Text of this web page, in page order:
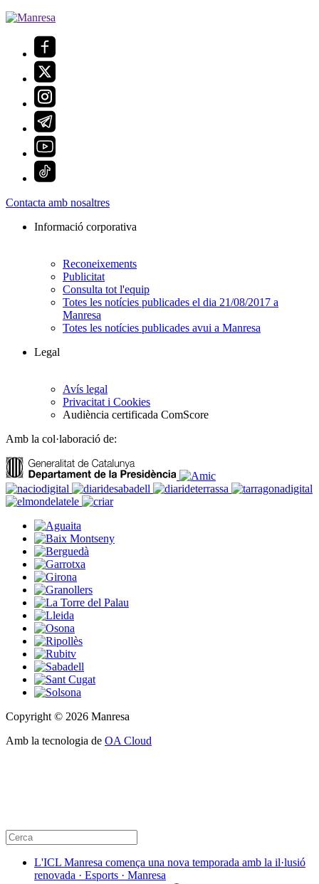
Contacta amb nosaltres
Informació corporativa
Reconeixements
Publicitat
Consulta tot l'equip
Totes les notícies publicades el dia 21/08/2017 a
Manresa
Totes les notícies publicades avui a Manresa
Legal
Avís legal
Privacitat i Cookies
Audiència certificada ComScore
Amb la col·laboració de:
Copyright © 2026 Manresa
Amb la tecnologia de OA Cloud
L'ICL Manresa comença una nova temporada amb la il·lusió
renovada · Esports · Manresa